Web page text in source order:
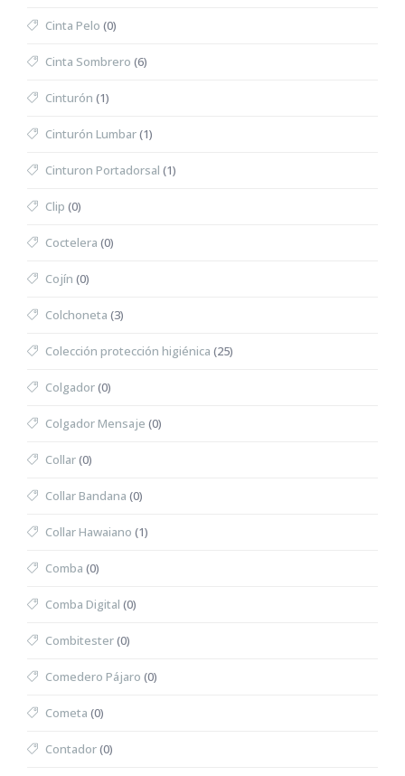
Cinta Pelo (0)
Cinta Sombrero (6)
Cinturón (1)
Cinturón Lumbar(1)
Cinturon Portadorsal (1)
Clip (0)
Coctelera (0)
Cojín (0)
Colchoneta (3)
Colección protección higiénica (25)
Colgador(0)
Colgador Mensaje (0)
Collar(0)
Collar Bandana (0)
Collar Hawaiano (1)
Comba (0)
Comba Digital (0)
Combitester(0)
Comedero Pájaro (0)
Cometa (0)
Contador(0)